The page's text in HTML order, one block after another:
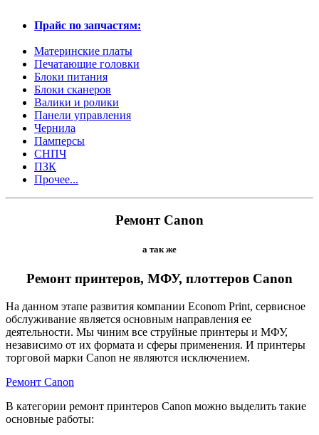
Прайс по запчастям:
Материнские платы
Печатающие головки
Блоки питания
Блоки сканеров
Валики и ролики
Панели управления
Чернила
Памперсы
СНПЧ
ПЗК
Прочее...
Ремонт Canon
а так же
Ремонт принтеров, МФУ, плоттеров Canon
На данном этапе развития компании Econom Print, сервисное
обслуживание является основным направления ее
деятельности. Мы чиним все струйные принтеры и МФУ,
независимо от их формата и сферы применения. И принтеры
торговой марки Canon не являются исключением.
Ремонт Canon
В категории ремонт принтеров Canon можно выделить такие
основные работы: